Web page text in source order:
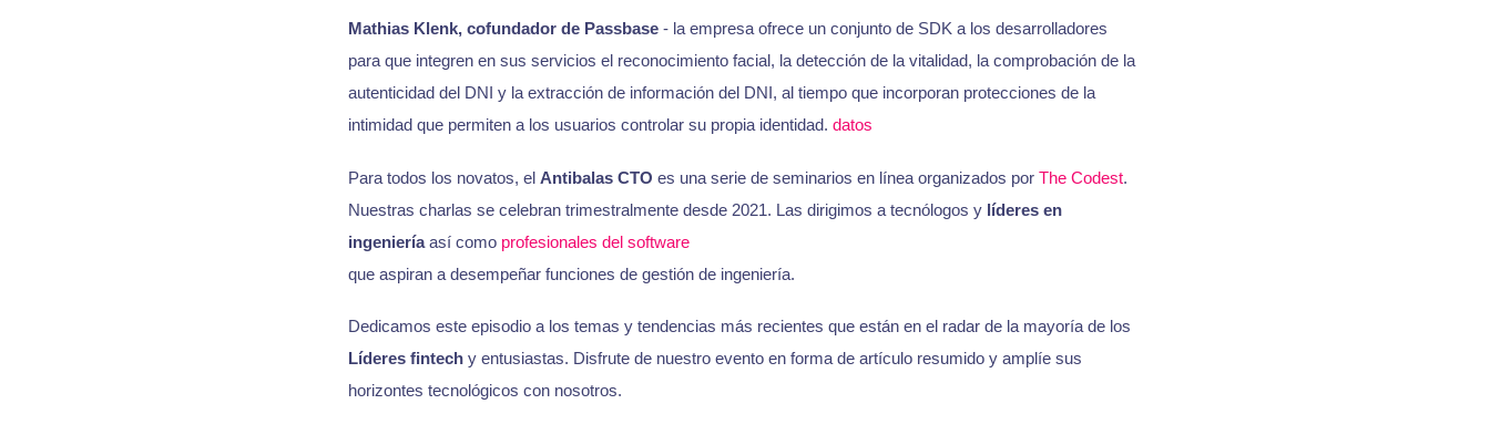
Mathias Klenk, cofundador de Passbase- la empresa ofrece un conjunto de SDK a los desarrolladores
para que integren en sus servicios el reconocimiento facial, la detección de la vitalidad, la comprobación de la
autenticidad del DNI y la extracción de información del DNI, al tiempo que incorporan protecciones de la
intimidad que permiten a los usuarios controlar su propia identidad. datos
Para todos los novatos, el Antibalas CTO es una serie de seminarios en línea organizados por The Codest.
Nuestras charlas se celebran trimestralmente desde 2021. Las dirigimos a tecnólogos y líderes en
ingenieríaasí como profesionales del software
que aspiran a desempeñar funciones de gestión de ingeniería.
Dedicamos este episodio a los temas y tendencias más recientes que están en el radar de la mayoría de los
Líderes fintechy entusiastas. Disfrute de nuestro evento en forma de artículo resumido y amplíe sus
horizontes tecnológicos con nosotros.